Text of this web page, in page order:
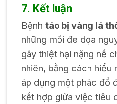
7. Kết luận
Bệnh táo bị vàng lá
những mối đe dọa
gây thiệt hại nặng nề
nhiên, bằng cách hiểu
áp dụng một phác đồ
kết hợp giữa việc tiêu